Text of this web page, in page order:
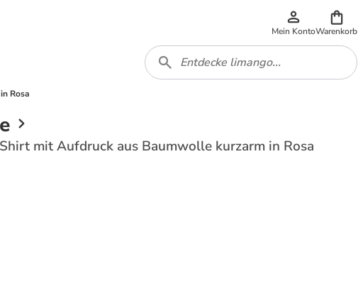
Mein KontoWarenkorb
Rosa
mit Aufdruck aus Baumwolle kurzarm in Rosa